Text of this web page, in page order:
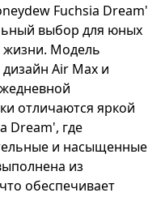
Fuchsia Dream'
выбор для юных
жизни. Модель
Air Max и
отличаются яркой
Dream', где
и насыщенные
из
обеспечивает